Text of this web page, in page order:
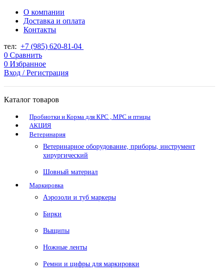
О компании
Доставка и оплата
Контакты
тел: +7 (985) 620-81-04
0 Сравнить
0 Избранное
Вход / Регистрация
Каталог товаров
Пробиотки и Корма для КРС , МРС и птицы
АКЦИЯ
Ветеринария
Ветеринарное оборудование, приборы, инструмент
хирургический
Шовный материал
Маркировка
Аэрозоли и туб маркеры
Бирки
Выщипы
Ножные ленты
Ремни и цифры для маркировки